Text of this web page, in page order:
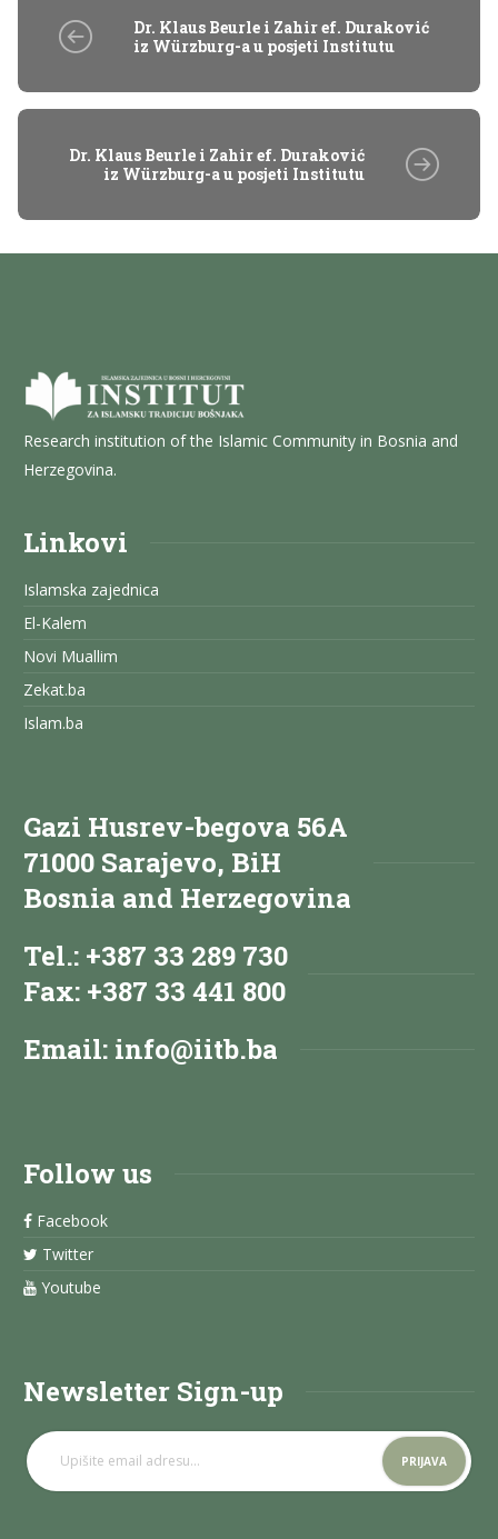
Dr. Klaus Beurle i Zahir ef. Duraković
iz Würzburg-a u posjeti Institutu
Dr. Klaus Beurle i Zahir ef. Duraković
iz Würzburg-a u posjeti Institutu
Research institution of the Islamic Community in Bosnia and
Herzegovina.
Linkovi
Islamska zajednica
El-Kalem
Novi Muallim
Zekat.ba
Islam.ba
Gazi Husrev-begova 56A
71000 Sarajevo, BiH
Bosnia and Herzegovina
Tel.: +387 33 289 730
Fax: +387 33 441 800
Email: info@iitb.ba
Follow us
Facebook
Twitter
Youtube
Newsletter Sign-up